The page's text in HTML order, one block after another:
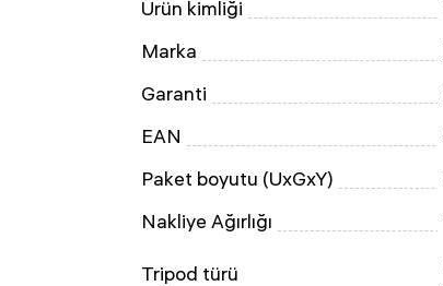
Ürün kimliği
Marka
Garanti
EAN
Paket boyutu (UxGxY)
Nakliye Ağırlığı
Tripod türü